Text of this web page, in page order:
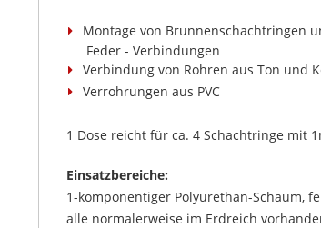
Montage von Brunnenschachtringen
Feder - Verbindungen
Verbindung von Rohren aus Ton und
Verrohrungen aus PVC
1 Dose reicht für ca. 4 Schachtringe mit
Einsatzbereiche:
1-komponentiger Polyurethan-Schaum,
alle normalerweise im Erdreich